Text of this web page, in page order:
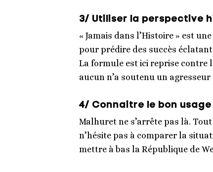
3/ Utiliser la perspective
« Jamais dans l’Histoire » est
pour prédire des succès
La formule est ici reprise contre
aucun n’a soutenu un
4/ Connaitre le bon
Malhuret ne s’arrête pas là.
n’hésite pas à comparer la
mettre à bas la République de